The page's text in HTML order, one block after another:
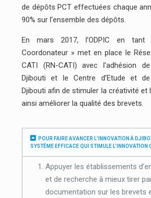
de dépôts PCT effectuées chaque
90% sur l’ensemble des dépôts.
En mars 2017, l’ODPIC en
Coordonateur » met en place le
CATI (RN-CATI) avec l’adhésion
Djibouti et le Centre d’Etude et
Djibouti afin de stimuler la créativité et
ainsi améliorer la qualité des brevets.
POUR FAIRE AVANCER L’INNOVATION À
SYSTÈME EFFICACE QUI STIMULE L’INNOVATION
Appuyer les établissements
et de recherche à mieux tirer
documentation sur les brevets